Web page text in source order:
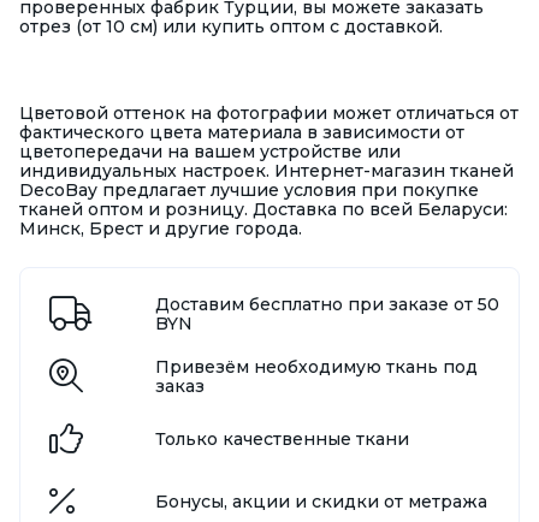
проверенных фабрик Турции, вы можете заказать
отрез (от 10 см) или купить оптом с доставкой.
Цветовой оттенок на фотографии может отличаться от
фактического цвета материала в зависимости от
цветопередачи на вашем устройстве или
индивидуальных настроек. Интернет-магазин тканей
DecoBay предлагает лучшие условия при покупке
тканей оптом и розницу. Доставка по всей Беларуси:
Минск, Брест и другие города.
Доставим бесплатно при заказе от 50
BYN
Привезём необходимую ткань под
заказ
Только качественные ткани
Бонусы, акции и скидки от метража